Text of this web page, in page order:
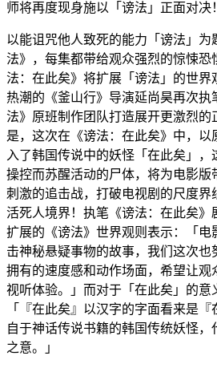
师将再度现身施以「谤法」正面对决！
以能诅咒他人致死的能力「谤法」为
法》，每集都带给观众强烈的惊悚恐
法：在此矣》将扩展「谤法」的世界
热潮的《釜山行》导演延尚昊再次执
法》原班制作团队打造展开更激烈的
是，这次在《谤法：在此矣》中，以
入了韩国传说中的妖怪「在此矣」
操控而苏醒活动的尸体，将为电影版
刺激的追击战，打破电视剧的尺度界
活死人境界！执笔《谤法：在此矣》
扩展的《谤法》世界观则表示：「电
击神秘悬疑事物的故事，我们这次
拥有的速度感和动作场面，希望让观
视听体验。」而对于「在此矣」的意
「『在此矣』以汉字的字面看来是
自于神话传说书籍的韩国传统妖怪，
之意。」